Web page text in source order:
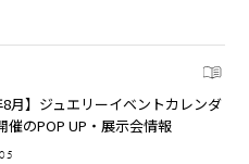
8月】ジュエリーイベントカレンダ
催のPOP UP・展示会情報